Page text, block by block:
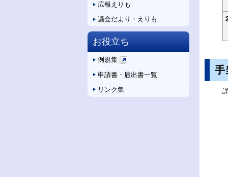
手
広報えりも
議会だより・えりも
お役立ち
例規集
規
ペ
申請書・届出書一覧
リンク集